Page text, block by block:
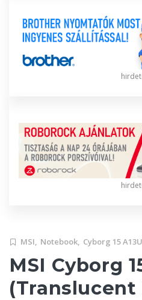
MSI, Notebook, Cyborg 15
MSI Cyborg
(Translucent